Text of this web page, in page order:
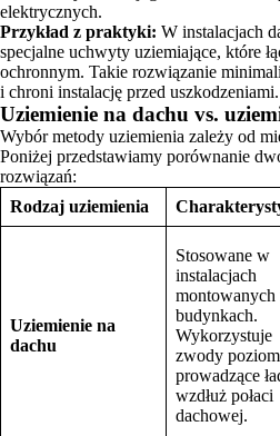
elektrycznych.
Przykład z praktyki: W instalacjach
specjalne uchwyty uziemiające, które
ochronnym. Takie rozwiązanie
i chroni instalację przed uszkodzeniami.
Uziemienie na dachu vs.
Wybór metody uziemienia zależy od
Poniżej przedstawiamy porównanie
rozwiązań:
Rodzaj uziemienia
Uziemienie na
dachu
Stosowane w
instalacjach
montowanych
budynkach.
Wykorzystuje
zwody
prowadzące
wzdłuż połaci
dachowej.